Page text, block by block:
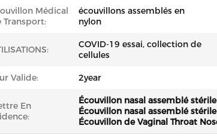
Médical
Transport:
écouvillons assemblés en
nylon
COVID-19 essai, collection de
cellules
Valide: 2year
En
Écouvillon nasal assemblé
Écouvillon nasal assemblé
Écouvillon de Vaginal Throat